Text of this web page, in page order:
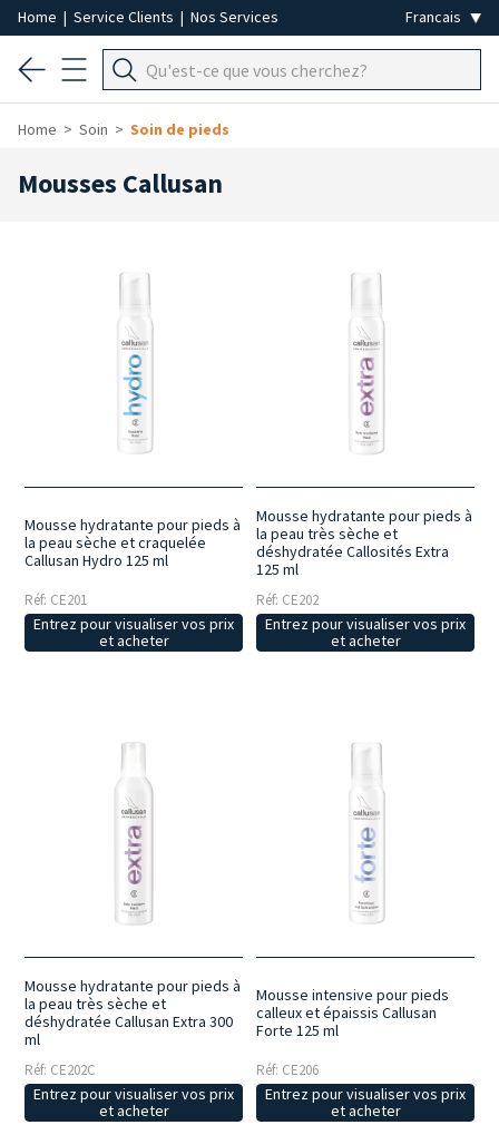
Home | Service Clients | Nos Services
Home Soin Soin de pieds
Mousses Callusan
Mousse hydratante pour pieds à
la peau sèche et craquelée
Callusan Hydro 125 ml
Réf: CE201
Entrez pour visualiser vos prix
et acheter
Mousse hydratante pour pieds à
la peau très sèche et
déshydratée Callosités Extra
125 ml
Réf: CE202
Entrez pour visualiser vos prix
et acheter
Mousse hydratante pour pieds à
la peau très sèche et
déshydratée Callusan Extra 300
ml
Réf: CE202C
Entrez pour visualiser vos prix
et acheter
Mousse intensive pour pieds
calleux et épaissis Callusan
Forte 125 ml
Réf: CE206
Entrez pour visualiser vos prix
et acheter